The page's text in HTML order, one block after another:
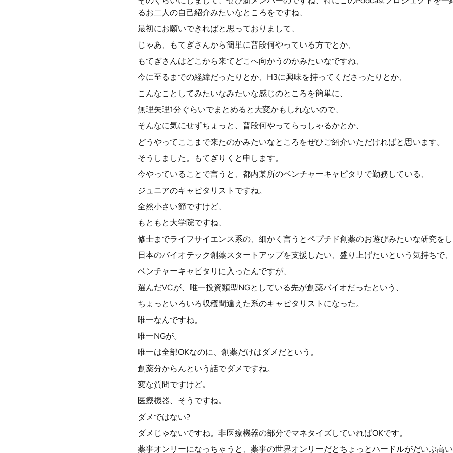
るお二人の自己紹介みたいなところをですね、
最初にお願いできればと思っておりまして、
じゃあ、もてぎさんから簡単に普段何やっている方でとか、
もてぎさんはどこから来てどこへ向かうのかみたいなですね、
今に至るまでの経緯だったりとか、H3に興味を持ってくださったりとか、
こんなことしてみたいなみたいな感じのところを簡単に、
無理矢理1分ぐらいでまとめると大変かもしれないので、
そんなに気にせずちょっと、普段何やってらっしゃるかとか、
どうやってここまで来たのかみたいなところをぜひご紹介いただければと思います。
そうしました。もてぎりくと申します。
今やっていることで言うと、都内某所のベンチャーキャピタリで勤務している、
ジュニアのキャピタリストですね。
全然小さい節ですけど、
もともと大学院ですね、
修士までライフサイエンス系の、細かく言うとペプチド創薬のお遊びみたいな研究をし
日本のバイオテック創薬スタートアップを支援したい、盛り上げたいという気持ちで、
ベンチャーキャピタリに入ったんですが、
選んだVCが、唯一投資類型NGとしている先が創薬バイオだったという、
ちょっといろいろ収穫間違えた系のキャピタリストになった。
唯一なんですね。
唯一NGが。
唯一は全部OKなのに、創薬だけはダメだという。
創薬分からんという話でダメですね。
変な質問ですけど。
医療機器、そうですね。
ダメではない?
ダメじゃないですね。非医療機器の部分でマネタイズしていればOKです。
薬事オンリーになっちゃうと、薬事の世界オンリーだとちょっとハードルがだいぶ高